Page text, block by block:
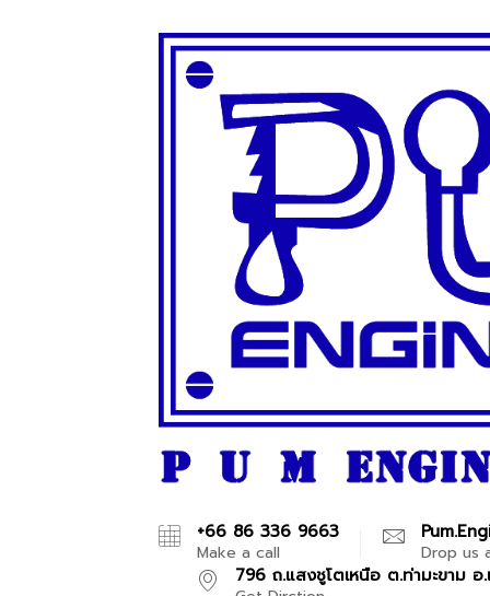
+66 86 336 9663
Make a call Drop us
796 ถ.แสงชูโตเหนือ ต.ท่ามะขาม